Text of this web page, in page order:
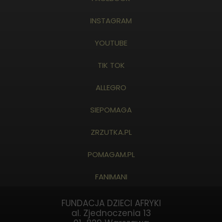
INSTAGRAM
YOUTUBE
TIK TOK
ALLEGRO
SIEPOMAGA
ZRZUTKA.PL
POMAGAM.PL
FANIMANI
FUNDACJA DZIECI AFRYKI
al. Zjednoczenia 13